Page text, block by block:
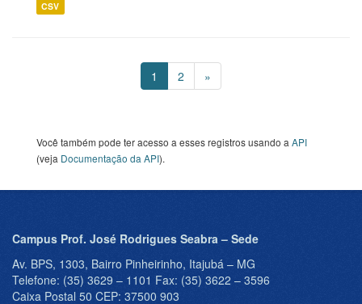
CSV
1 2 »
Você também pode ter acesso a esses registros usando a API
(veja Documentação da API).
Campus Prof. José Rodrigues Seabra – Sede
Av. BPS, 1303, Bairro Pinheirinho, Itajubá – MG
Telefone: (35) 3629 – 1101 Fax: (35) 3622 – 3596
Caixa Postal 50 CEP: 37500 903